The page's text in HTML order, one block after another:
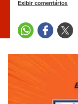
Exibir comentários